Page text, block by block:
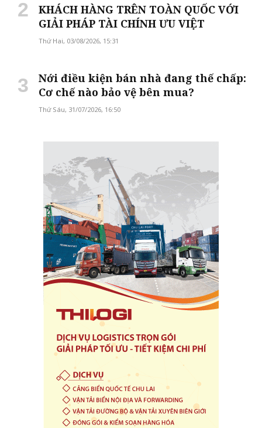
KHÁCH HÀNG TRÊN TOÀN QUỐC VỚI
GIẢI PHÁP TÀI CHÍNH ƯU VIỆT
Thứ Hai, 03/08/2026, 15:31
Nới điều kiện bán nhà đang thế chấp:
Cơ chế nào bảo vệ bên mua?
Thứ Sáu, 31/07/2026, 16:50